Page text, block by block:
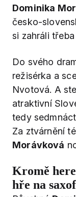
Dominika
česko-
si zahráli
Do svého
režisérka a
Nvotová. A
atraktivní
tedy
Za ztvárnění
Morávková
Kromě
hře na